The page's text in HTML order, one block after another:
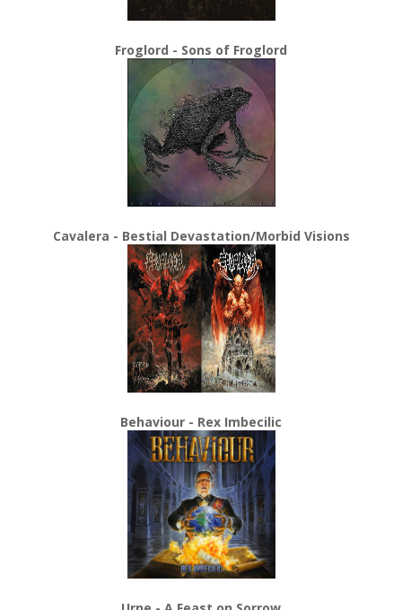
Froglord - Sons of Froglord
Cavalera - Bestial Devastation/Morbid Visions
Behaviour - Rex Imbecilic